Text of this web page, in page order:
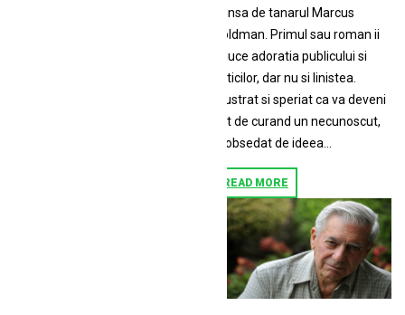
atinsa de tanarul Marcus
Goldman. Primul sau roman ii
aduce adoratia publicului si
criticilor, dar nu si linistea.
Frustrat si speriat ca va deveni
cat de curand un necunoscut,
si obsedat de ideea...
READ MORE